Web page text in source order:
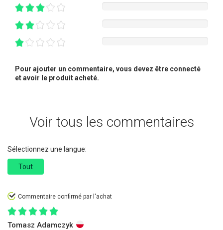
Pour ajouter un commentaire, vous devez être connecté
et avoir le produit acheté.
Voir tous les commentaires
Sélectionnez une langue:
Tout
Commentaire confirmé par l'achat
Tomasz Adamczyk